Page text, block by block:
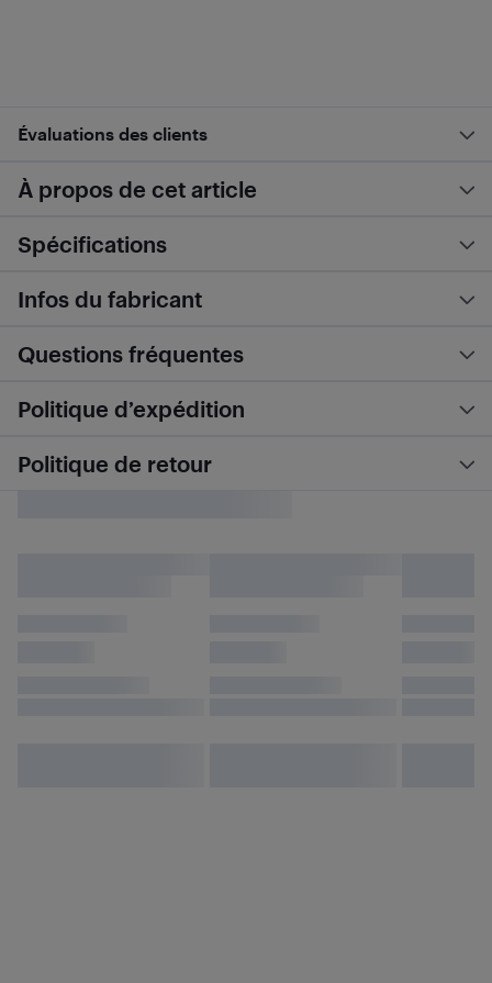
Évaluations des clients
À propos de cet article
Spécifications
Infos du fabricant
Questions fréquentes
Politique d’expédition
Politique de retour